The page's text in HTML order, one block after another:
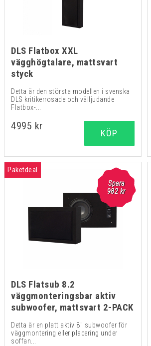
DLS Flatbox XXL
vägghögtalare, mattsvart
styck
Detta är den största modellen i svenska
DLS kritikerrosade och välljudande
Flatbox-...
4995 kr
KÖP
Spara
982 kr
Paketdeal
DLS Flatsub 8.2
väggmonteringsbar aktiv
subwoofer, mattsvart 2-PACK
Detta är en platt aktiv 8" subwoofer för
väggmontering eller placering under
soffan...